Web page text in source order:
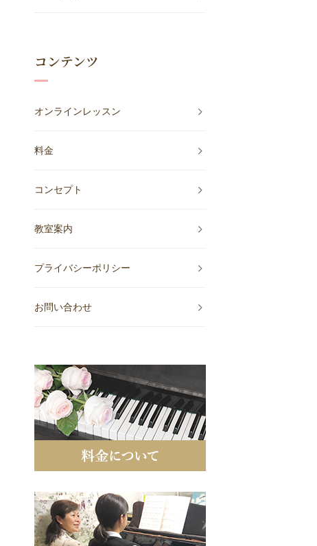
コンテンツ
オンラインレッスン
料金
コンセプト
教室案内
プライバシーポリシー
お問い合わせ